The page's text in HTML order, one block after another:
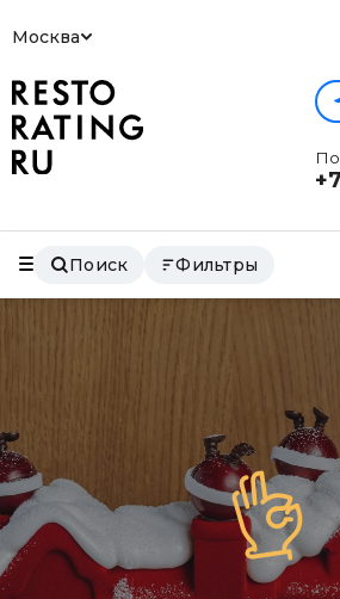
Москва
Поиск Фильтры